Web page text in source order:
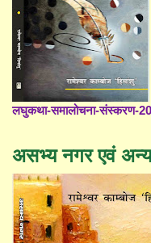
लघुकथा-समालोचना-संस्करण-
असभ्य नगर एवं